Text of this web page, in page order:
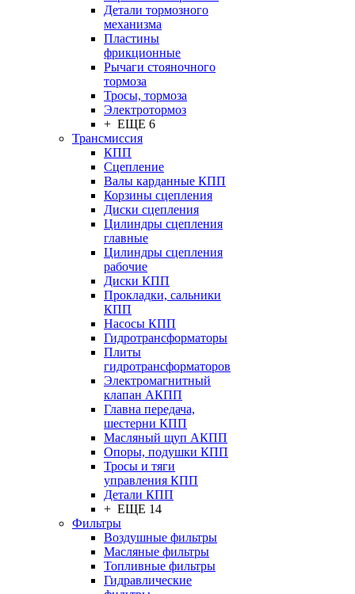
Детали тормозного
механизма
Пластины
фрикционные
Рычаги стояночного
тормоза
Тросы, тормоза
Электротормоз
+ ЕЩЕ 6
Трансмиссия
КПП
Сцепление
Валы карданные КПП
Корзины сцепления
Диски сцепления
Цилиндры сцепления
главные
Цилиндры сцепления
рабочие
Диски КПП
Прокладки, сальники
КПП
Насосы КПП
Гидротрансформаторы
Плиты
гидротрансформаторов
Электромагнитный
клапан АКПП
Главна передача,
шестерни КПП
Масляный щуп АКПП
Опоры, подушки КПП
Тросы и тяги
управления КПП
Детали КПП
+ ЕЩЕ 14
Фильтры
Воздушные фильтры
Масляные фильтры
Топливные фильтры
Гидравлические